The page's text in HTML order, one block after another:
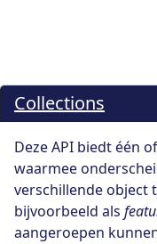
Collections
Deze API biedt één
waarmee
verschillende object
bijvoorbeeld als
aangeroepen